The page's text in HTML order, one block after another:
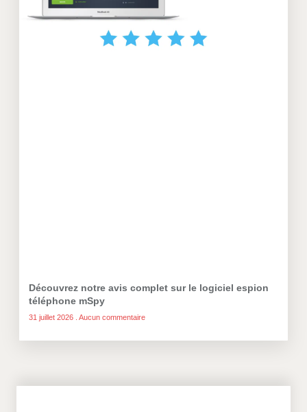
Découvrez notre avis complet sur le logiciel espion
téléphone mSpy
31 juillet 2026 Aucun commentaire